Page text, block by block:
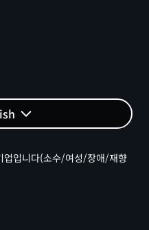
입니다(소수/여성/장애/재향